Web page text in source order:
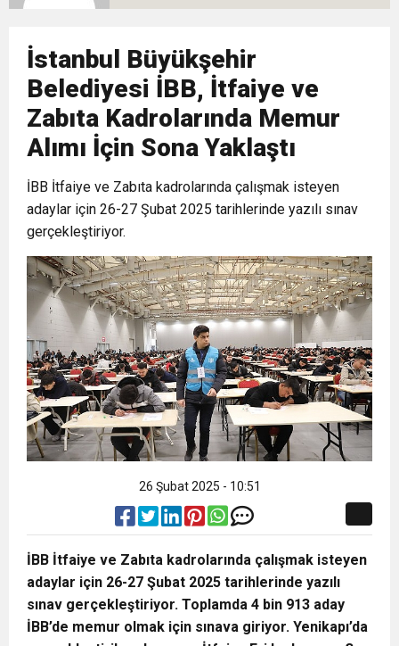
Gösterisi Yaptı
9:33 CHP’li 3 Genç Tutuklandı: Siyasi Saldırının
Hedefinde Mehmet Türkmen mi Var?
8:35 Anneler Günü’nde TAMEV ile İyilik ve Dayanışma
Buluşması
14:11 Buca’da Ruhsatı Tartışmalı İnşaat Meclis
Gündeminde: “Cumhurbaşkanı Kararnamesi
Bile Çiğnendi”
18:28 Eğitim Camiasının Yakından Tanıdığı İsim:
Abdulrezak Kaldan Torbalı Yolunda
İstanbul Büyükşehir
Belediyesi İBB, İtfaiye ve
Zabıta Kadrolarında Memur
Alımı İçin Sona Yaklaştı
İBB İtfaiye ve Zabıta kadrolarında çalışmak isteyen
adaylar için 26-27 Şubat 2025 tarihlerinde yazılı sınav
gerçekleştiriyor.
26 Şubat 2025 - 10:51
İBB İtfaiye ve Zabıta kadrolarında çalışmak isteyen
adaylar için 26-27 Şubat 2025 tarihlerinde yazılı
sınav gerçekleştiriyor. Toplamda 4 bin 913 aday
İBB’de memur olmak için sınava giriyor. Yenikapı’da